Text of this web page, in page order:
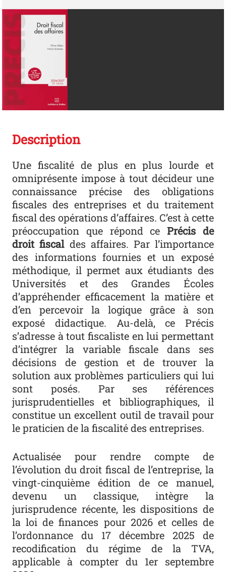
Description
Une fiscalité de plus en plus lourde et
omniprésente impose à tout décideur une
connaissance précise des obligations
fiscales des entreprises et du traitement
fiscal des opérations d’affaires. C’est à cette
préoccupation que répond ce Précis de
droit fiscaldes affaires. Par l’importance
des informations fournies et un exposé
méthodique, il permet aux étudiants des
Universités et des Grandes Écoles
d’appréhender efficacement la matière et
d’en percevoir la logique grâce à son
exposé didactique. Au-delà, ce Précis
s’adresse à tout fiscaliste en lui permettant
d’intégrer la variable fiscale dans ses
décisions de gestion et de trouver la
solution aux problèmes particuliers qui lui
sont posés. Par ses références
jurisprudentielles et bibliographiques, il
constitue un excellent outil de travail pour
le praticien de la fiscalité des entreprises.
Actualisée pour rendre compte de
l’évolution du droit fiscal de l’entreprise, la
vingt-cinquième édition de ce manuel,
devenu un classique, intègre la
jurisprudence récente, les dispositions de
la loi de finances pour 2026 et celles de
l’ordonnance du 17 décembre 2025 de
recodification du régime de la TVA,
applicable à compter du 1er septembre